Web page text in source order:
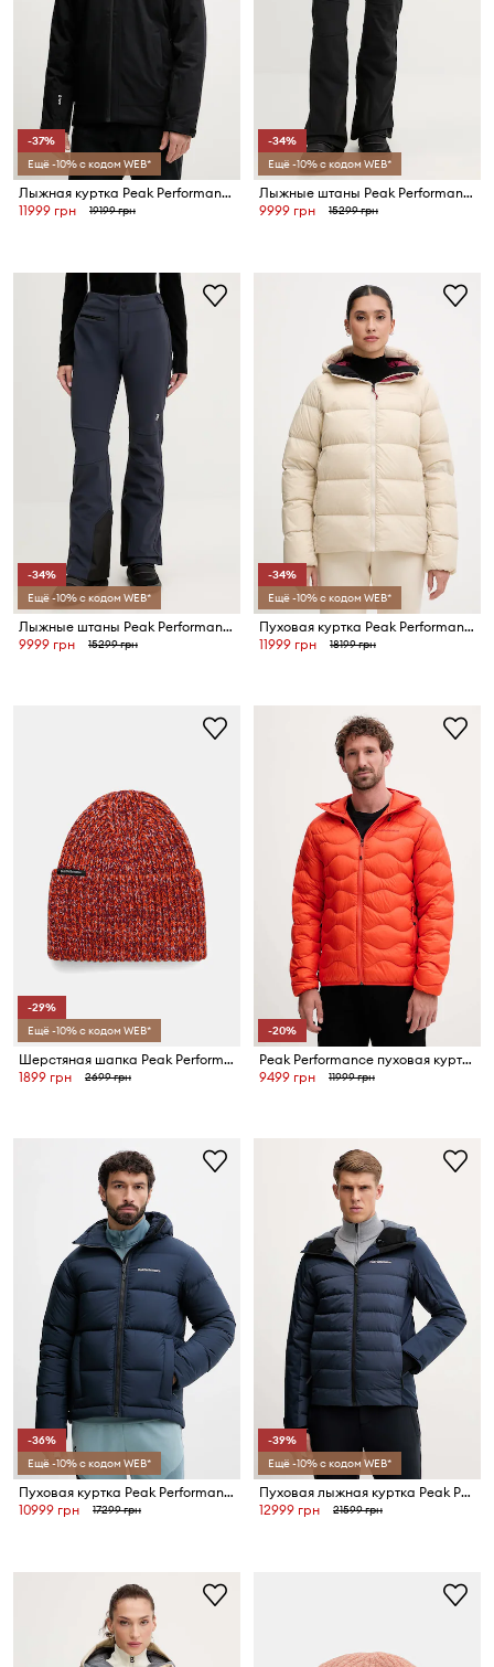
-37%
Ещё -10% с кодом WEB*
Лыжная куртка Peak Performance Rider
11999 грн
19199 грн
-34%
Ещё -10% с кодом WEB*
Лыжные штаны Peak Performance
9999 грн
15299 грн
-34%
Ещё -10% с кодом WEB*
Лыжные штаны Peak Performance
9999 грн
15299 грн
-34%
Ещё -10% с кодом WEB*
Пуховая куртка Peak Performance Frost
11999 грн
18199 грн
-29%
Ещё -10% с кодом WEB*
Шерстяная шапка Peak Performance Mason
1899 грн
2699 грн
-20%
Peak Performance пуховая куртка для мужчин Helium Down
9499 грн
11999 грн
-36%
Ещё -10% с кодом WEB*
Пуховая куртка Peak Performance Rivel
10999 грн
17299 грн
-39%
Ещё -10% с кодом WEB*
Пуховая лыжная куртка Peak Performance Shred
12999 грн
21599 грн